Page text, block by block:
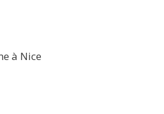
à Nice